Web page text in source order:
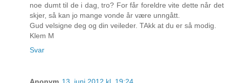
noe dumt til de i dag, tro? For får foreldre vite dette når det
skjer, så kan jo mange vonde år være unngått.
Gud velsigne deg og din veileder. TAkk at du er så modig.
Klem M
Svar